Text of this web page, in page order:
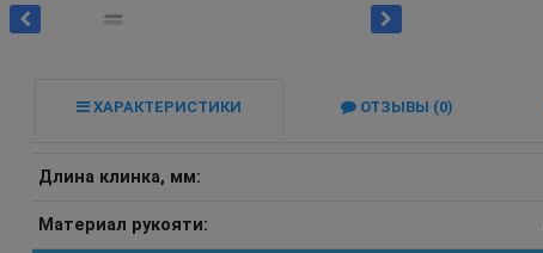
ХАРАКТЕРИСТИКИ ОТЗЫВЫ (0)
Длина клинка, мм:
Материал рукояти: